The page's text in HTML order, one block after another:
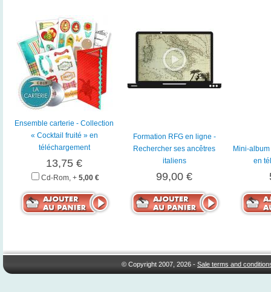
Ensemble carterie - Collection
« Cocktail fruité » en
téléchargement
13,75 €
Cd-Rom, + 5,00 €
Formation RFG en ligne -
Rechercher ses ancêtres
italiens
99,00 €
Mini-
en
© Copyright 2007, 2026 -Sale terms and